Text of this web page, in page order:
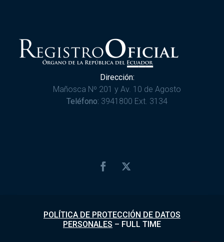
Dirección:
Mañosca Nº 201 y Av. 10 de Agosto
Teléfono: 3941800 Ext. 3134
POLÍTICA DE PROTECCIÓN DE DATOS
PERSONALES – FULL TIME